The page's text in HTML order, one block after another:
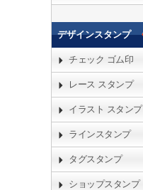
デザインスタンプ
チェック ゴム印
レース スタンプ
イラスト スタンプ
ラインスタンプ
タグスタンプ
ショップスタンプ